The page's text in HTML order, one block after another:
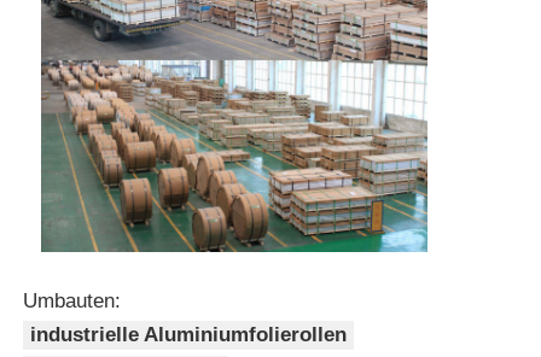
Umbauten:
industrielle Aluminiumfolierollen